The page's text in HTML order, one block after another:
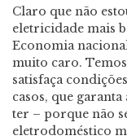
Claro que não
eletricidade mais
Economia
muito caro.
satisfaça
casos, que
ter – porque não
eletrodoméstico